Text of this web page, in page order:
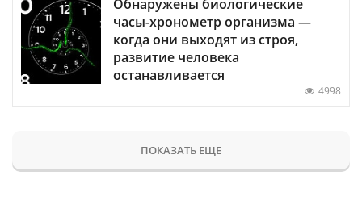
Обнаружены биологические
часы-хронометр организма —
когда они выходят из строя,
развитие человека
останавливается
4998
ПОКАЗАТЬ ЕЩЕ